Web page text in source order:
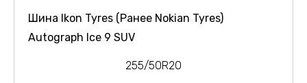
Шина Ikon Tyres (Ранее Nokian Tyres)
Autograph Ice 9 SUV
255/50R20